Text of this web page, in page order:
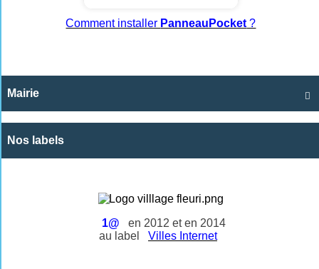
Comment installer PanneauPocket ?

Mairie
Nos labels
1@
en 2012 et en 2014
au label
Villes Internet